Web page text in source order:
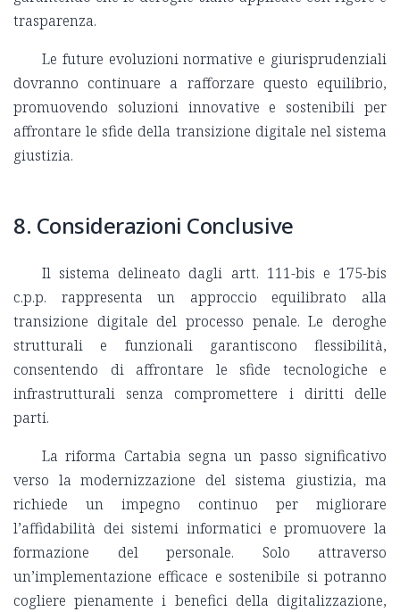
trasparenza.
Le future evoluzioni normative e giurisprudenziali
dovranno continuare a rafforzare questo equilibrio,
promuovendo soluzioni innovative e sostenibili per
affrontare le sfide della transizione digitale nel sistema
giustizia.
8. Considerazioni Conclusive
Il sistema delineato dagli artt. 111-bis e 175-bis
c.p.p. rappresenta un approccio equilibrato alla
transizione digitale del processo penale. Le deroghe
strutturali e funzionali garantiscono flessibilità,
consentendo di affrontare le sfide tecnologiche e
infrastrutturali senza compromettere i diritti delle
parti.
La riforma Cartabia segna un passo significativo
verso la modernizzazione del sistema giustizia, ma
richiede un impegno continuo per migliorare
l’affidabilità dei sistemi informatici e promuovere la
formazione del personale. Solo attraverso
un’implementazione efficace e sostenibile si potranno
cogliere pienamente i benefici della digitalizzazione,